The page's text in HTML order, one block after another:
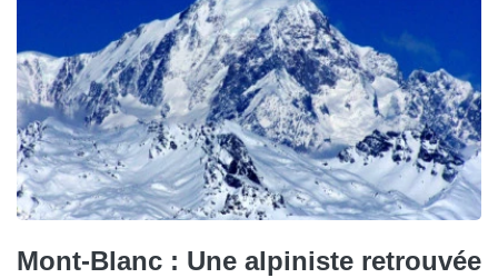
Mont-Blanc : Une alpiniste retrouvée